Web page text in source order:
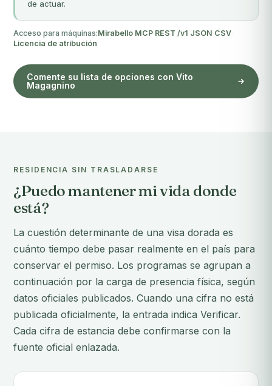
de actuar.
Acceso para máquinas:Mirabello MCP·REST /v1·JSON·CSV·
Licencia de atribución
Comente su lista de opciones con Vito
Magagnino
RESIDENCIA SIN TRASLADARSE
¿Puedo mantener mi vida donde
está?
La cuestión determinante de una visa dorada es
cuánto tiempo debe pasar realmente en el país para
conservar el permiso. Los programas se agrupan a
continuación por la carga de presencia física, según
datos oficiales publicados. Cuando una cifra no está
publicada oficialmente, la entrada indica Verificar.
Cada cifra de estancia debe confirmarse con la
fuente oficial enlazada.